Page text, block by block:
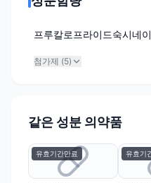
프루칼로프라이드숙시네
첨가제 (5)
같은 성분 의약품
유효기간만료 유효기